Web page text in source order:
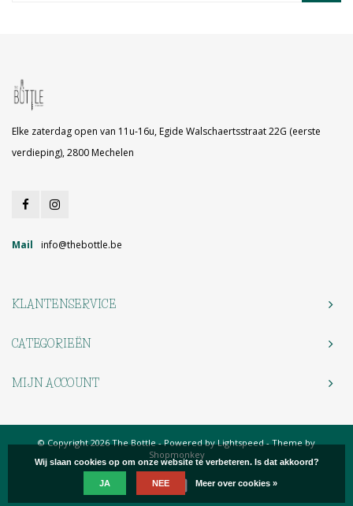
Elke zaterdag open van 11u-16u, Egide Walschaertsstraat 22G (eerste
verdieping), 2800 Mechelen
Mail info@thebottle.be
KLANTENSERVICE
CATEGORIEËN
MIJN ACCOUNT
© Copyright 2026 The Bottle - Powered byLightspeed- Theme by
Shopmonkey
Wij slaan cookies op om onze website te verbeteren. Is dat akkoord?
JA NEE Meer over cookies »